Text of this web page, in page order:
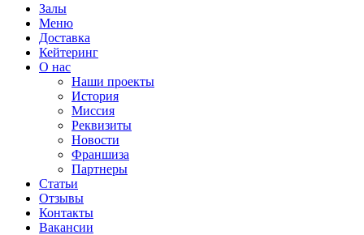
Залы
Меню
Доставка
Кейтеринг
О нас
Наши проекты
История
Миссия
Реквизиты
Новости
Франшиза
Партнеры
Статьи
Отзывы
Контакты
Вакансии